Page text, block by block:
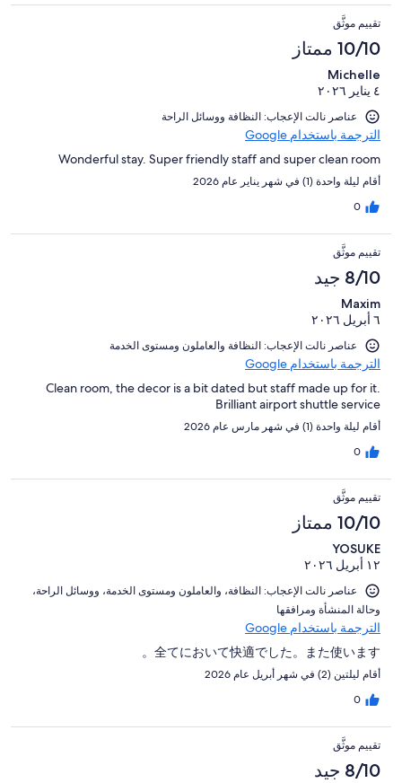
تقييم موثَّق
10/10 ممتاز
Michelle
٤ يناير ٢٠٢٦
عناصر نالت الإعجاب: ⁦النظافة⁩ و⁦وسائل الراحة⁩
الترجمة باستخدام Google
Wonderful stay. Super friendly staff and super clean room
أقام ليلة واحدة (1) في شهر يناير عام 2026
0
تقييم موثَّق
8/10 جيد
Maxim
٦ أبريل ٢٠٢٦
عناصر نالت الإعجاب: ⁦النظافة⁩ و⁦العاملون ومستوى الخدمة⁩
الترجمة باستخدام Google
Clean room, the decor is a bit dated but staff made up for it.
Brilliant airport shuttle service
أقام ليلة واحدة (1) في شهر مارس عام 2026
0
تقييم موثَّق
10/10 ممتاز
YOSUKE
١٢ أبريل ٢٠٢٦
عناصر نالت الإعجاب: ⁦النظافة⁩، و⁦العاملون ومستوى الخدمة⁩، و⁦وسائل الراحة⁩،
و⁦حالة المنشأة ومرافقها⁩
الترجمة باستخدام Google
全てにおいて快適でした。また使います。
أقام ليلتين (2) في شهر أبريل عام 2026
0
تقييم موثَّق
8/10 جيد